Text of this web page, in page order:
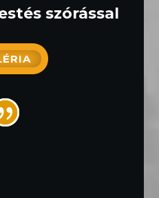
szórással